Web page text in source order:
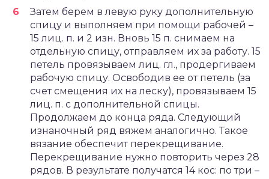
Затем берем в левую руку дополнительную
спицу и выполняем при помощи рабочей –
15 лиц. п. и 2 изн. Вновь 15 п. снимаем на
отдельную спицу, отправляем их за работу. 15
петель провязываем лиц. гл., продергиваем
рабочую спицу. Освободив ее от петель (за
счет смещения их на леску), провязываем 15
лиц. п. с дополнительной спицы.
Продолжаем до конца ряда. Следующий
изнаночный ряд вяжем аналогично. Такое
вязание обеспечит перекрещивание.
Перекрещивание нужно повторить через 28
рядов. В результате получатся 14 кос: по три –